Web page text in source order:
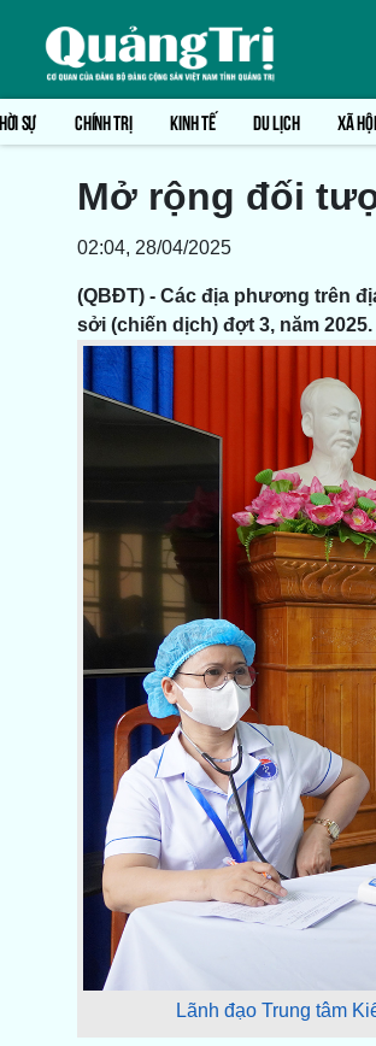
SỰ CHÍNH TRỊ KINH TẾ DU LỊCH XÃ HỘI
Mở rộng đối
02:04, 28/04/2025
(QBĐT) - Các địa phương trên
sởi (chiến dịch) đợt 3, năm 2025.
Lãnh đạo Trung tâm